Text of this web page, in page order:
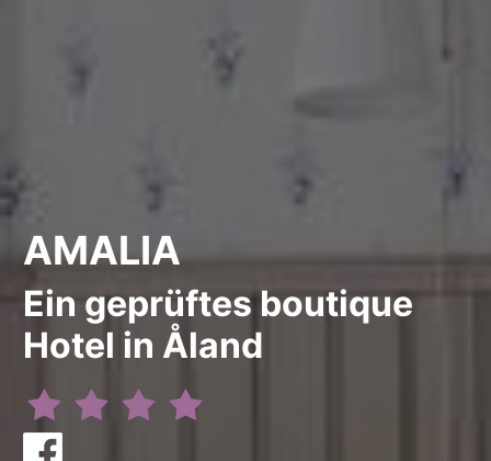
AMALIA
Ein geprüftes boutique
Hotel in Åland